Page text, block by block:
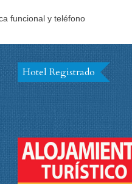
funcional y teléfono
Hotel Registrado